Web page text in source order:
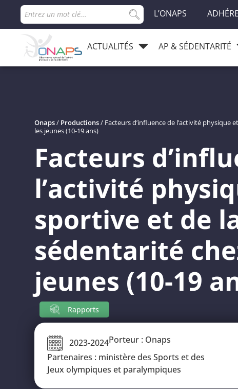
L’ONAPS
ACTUALITÉS AP & SÉDENTARITÉ
Onaps/ Productions/ Facteurs d’influence de l’activité physique
les jeunes (10-19 ans)
Facteurs
l’activité
sportive et de
sédentarité
jeunes (10-19
Rapports
2023-2024Porteur : Onaps
Partenaires : ministère des Sports et des
Jeux olympiques et paralympiques